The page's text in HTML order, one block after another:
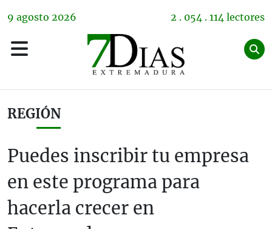
9 agosto 2026 2 . 054 . 114 lectores
REGIÓN
Puedes inscribir tu empresa
en este programa para
hacerla crecer en